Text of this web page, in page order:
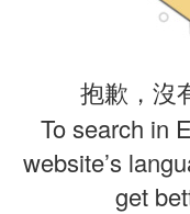
抱歉，沒
To search in
website’s
get